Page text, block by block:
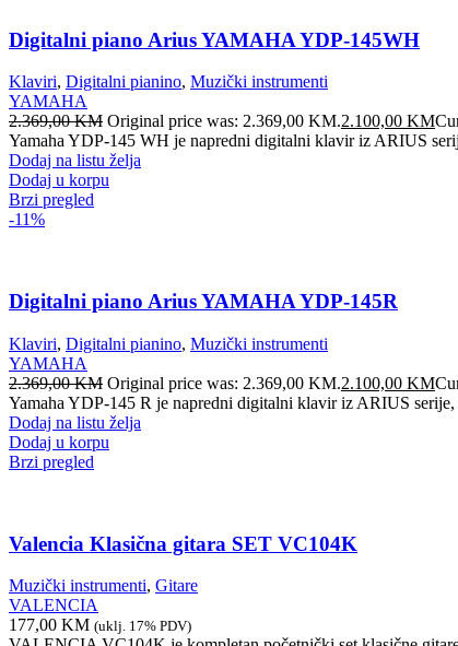
Digitalni piano Arius YAMAHA YDP-145WH
Klaviri, Digitalni pianino, Muzički instrumenti
YAMAHA
2.369,00KM Original price was: 2.369,00 KM.2.100,00 KM
Yamaha YDP-145 WH je napredni digitalni klavir iz ARIUS
Dodaj na listu želja
Dodaj u korpu
Brzi pregled
-11%
Digitalni piano Arius YAMAHA YDP-145R
Klaviri, Digitalni pianino, Muzički instrumenti
YAMAHA
2.369,00KM Original price was: 2.369,00 KM.2.100,00 KM
Yamaha YDP-145 R je napredni digitalni klavir iz ARIUS
Dodaj na listu želja
Dodaj u korpu
Brzi pregled
Valencia Klasična gitara SET VC104K
Muzički instrumenti, Gitare
VALENCIA
177,00 KM (uklj. 17% PDV)